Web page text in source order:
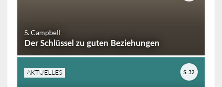
S. Campbell
Der Schlüssel zu guten Beziehungen
AKTUELLES S. 32